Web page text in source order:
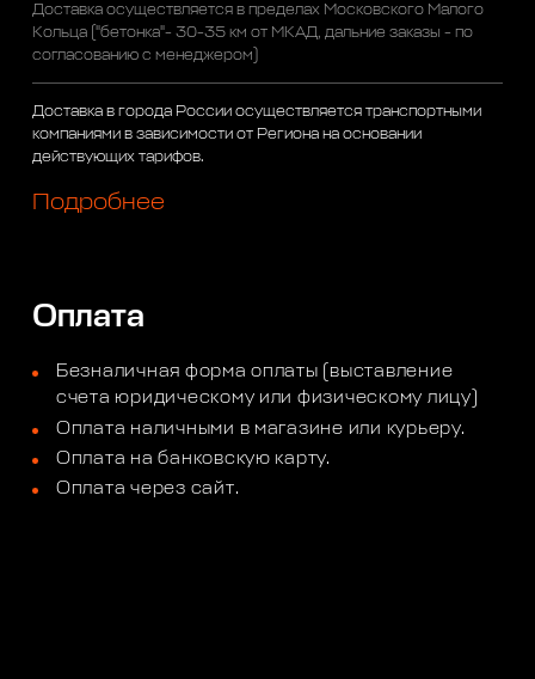
Доставка осуществляется в пределах Московского Малого
Кольца ("бетонка"- 30-35 км от МКАД, дальние заказы - по
согласованию с менеджером)
Доставка в города России осуществляется транспортными
компаниями в зависимости от Региона на основании
действующих тарифов.
Подробнее
Оплата
Безналичная форма оплаты (выставление
счета юридическому или физическому лицу)
Оплата наличными в магазине или курьеру.
Оплата на банковскую карту.
Оплата через сайт.